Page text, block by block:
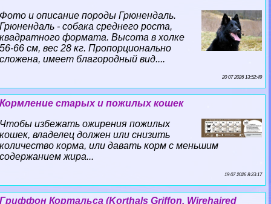
Фото и описание породы Грюнендаль.
Грюнендаль - собака среднего роста,
квадратного формата. Высота в холке
56-66 см, вес 28 кг. Пропорционально
сложена, имеет благородный вид....
20 07 2026 13:52:49
Кормление старых и пожилых кошек
Чтобы избежать ожирения пожилых
кошек, владелец должен или снизить
количество корма, или давать корм с меньшим
содержанием жира...
19 07 2026 8:23:17
Гриффон Кортальса (Korthals Griffon, Wirehaired